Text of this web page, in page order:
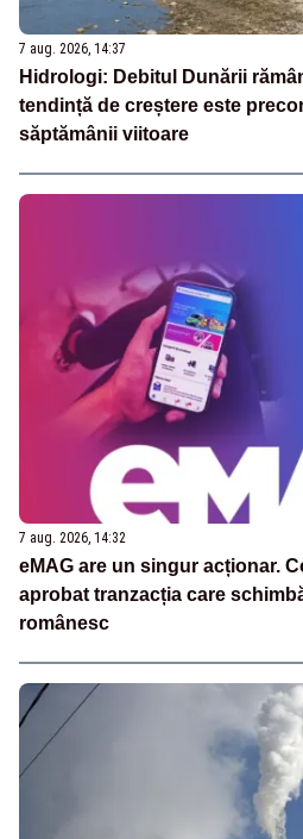
7 aug. 2026, 14:37
Hidrologi: Debitul Dunării
tendință de creștere este
săptămânii viitoare
7 aug. 2026, 14:32
eMAG are un singur acționar.
aprobat tranzacția care
românesc